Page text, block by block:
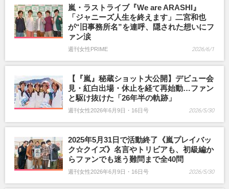
嵐・ラストライブ『We are ARASHI』
「ジャニーズ人生を終えます」二宮和也
が“旧事務所名”を連呼、隠された想いにフ
ァン涙
週刊女性PRIME 2026/6/1
【『嵐』秘蔵ショット大公開】デビュー会
見・紅白出場・休止を経て再始動…ファン
と駆け抜けた「26年半の軌跡」
週刊女性2026年6月9日・16日号 2026/5/30
2025年5月31日で活動終了《嵐プレイバッ
ク☆クイズ》名言やトリビアも、初級編か
らファンでも迷う難問まで全40問
週刊女性2026年6月9日・16日号 2026/5/30